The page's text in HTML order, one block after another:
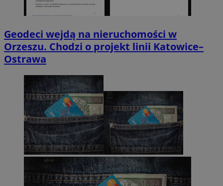
Geodeci wejdą na nieruchomości w
Orzeszu. Chodzi o projekt linii Katowice–
Ostrawa